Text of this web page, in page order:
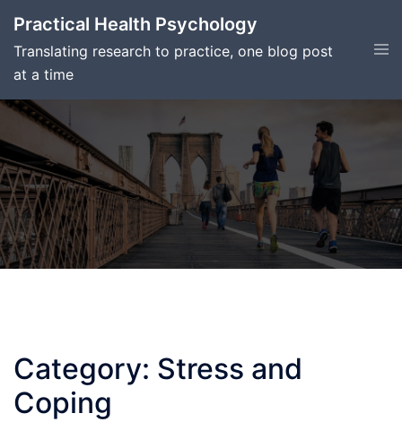
content
Practical Health Psychology
Translating research to practice, one blog post
at a time
Category: Stress and
Coping